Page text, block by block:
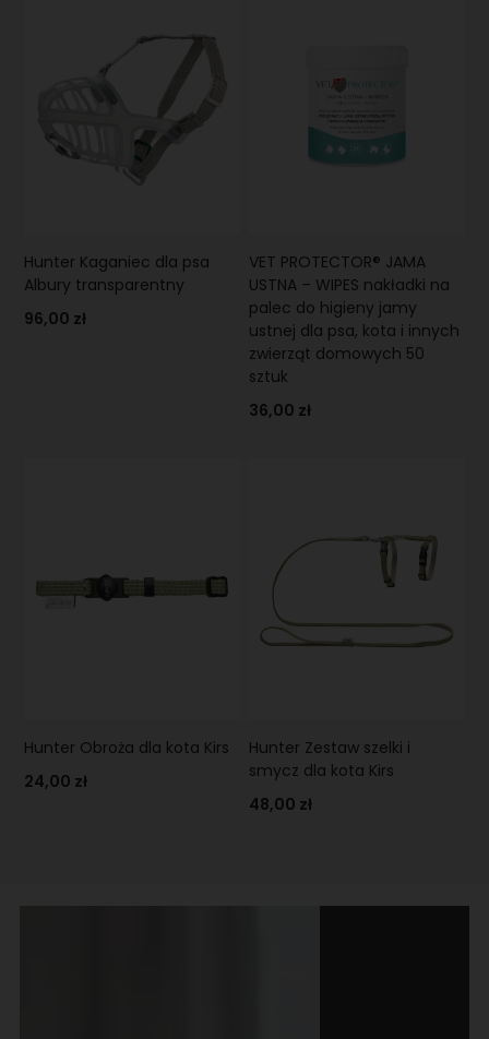
Hunter Kaganiec dla psa
Albury transparentny
96,00 zł
VET PROTECTOR® JAMA
USTNA – WIPES nakładki na
palec do higieny jamy
ustnej dla psa, kota i innych
zwierząt domowych 50
sztuk
36,00 zł
Hunter Obroża dla kota Kirs
24,00 zł
Hunter Zestaw szelki i
smycz dla kota Kirs
48,00 zł